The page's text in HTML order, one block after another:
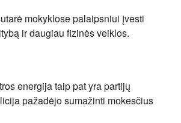
mokyklose palaipsniui įvesti
ir daugiau fizinės veiklos.
energija taip pat yra partijų
pažadėjo sumažinti mokesčius